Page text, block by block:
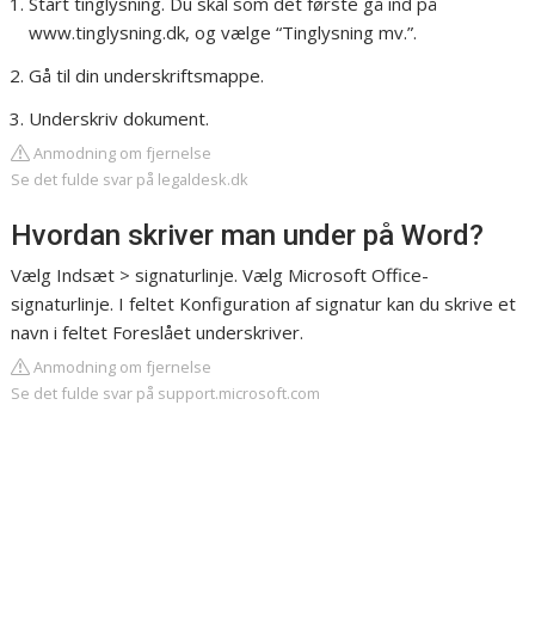
www.tinglysning.dk, og vælge “Tinglysning mv.”.
Gå til din underskriftsmappe.
Underskriv dokument.
Anmodning om fjernelse
Se det fulde svar på legaldesk.dk
Hvordan skriver man under på Word?
Vælg Indsæt > signaturlinje. Vælg Microsoft Office-
signaturlinje. I feltet Konfiguration af signatur kan du skrive et
navn i feltet Foreslået underskriver.
Anmodning om fjernelse
Se det fulde svar på support.microsoft.com